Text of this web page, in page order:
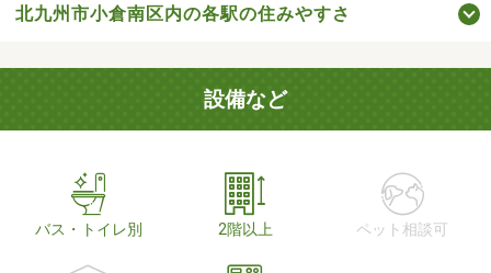
北九州市小倉南区内の各駅の住みやすさ
設備など
バス・トイレ別 2階以上 ペット相談可